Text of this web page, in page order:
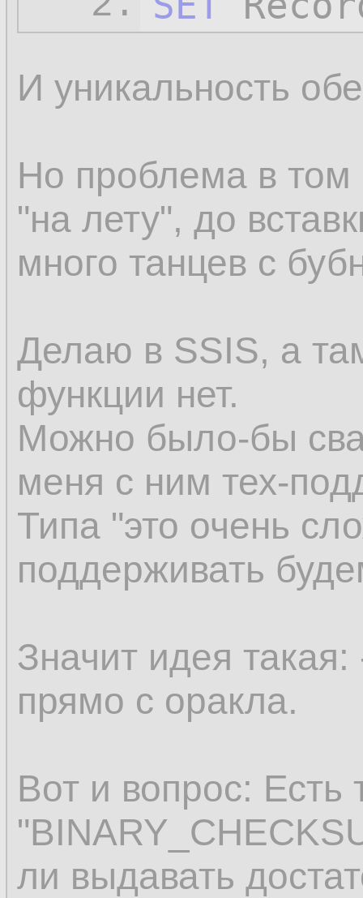
И уникальность
Но проблема в том
"на лету", до
много танцев с
Делаю в SSIS, а
функции нет.
Можно было-бы
меня с ним тех-
Типа "это очень
поддерживать
Значит идея
прямо с оракла.
Вот и вопрос: Есть
ли выдавать